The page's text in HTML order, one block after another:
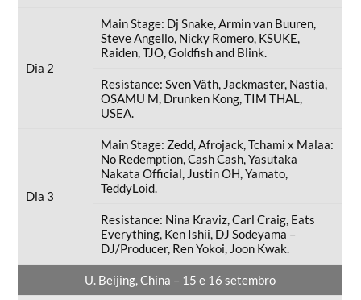
Dia 2
Main Stage: Dj Snake, Armin van Buuren,
Steve Angello, Nicky Romero, KSUKE,
Raiden, TJO, Goldfish and Blink.
Resistance: Sven Väth, Jackmaster, Nastia,
OSAMU M, Drunken Kong, TIM THAL,
USEA.
Dia 3
Main Stage: Zedd, Afrojack, Tchami x Malaa:
No Redemption, Cash Cash, Yasutaka
Nakata Official, Justin OH, Yamato,
TeddyLoid.
Resistance: Nina Kraviz, Carl Craig, Eats
Everything, Ken Ishii, DJ Sodeyama –
DJ/Producer, Ren Yokoi, Joon Kwak.
U. Beijing, China – 15 e 16 setembro